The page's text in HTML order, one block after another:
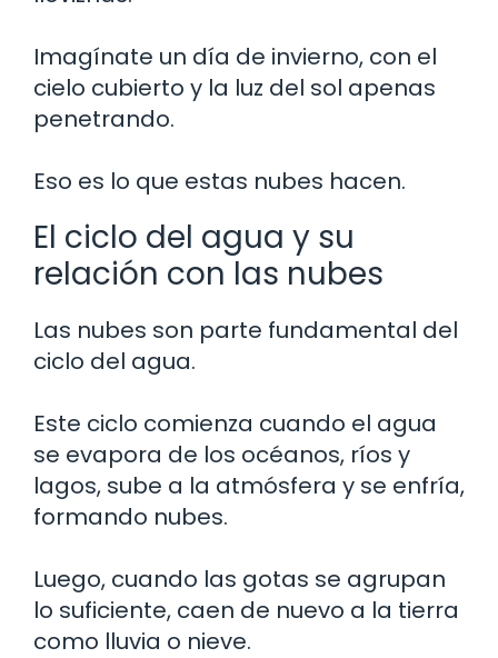
Imagínate un día de invierno, con el
cielo cubierto y la luz del sol apenas
penetrando.
Eso es lo que estas nubes hacen.
El ciclo del agua y su
relación con las nubes
Las nubes son parte fundamental del
ciclo del agua.
Este ciclo comienza cuando el agua
se evapora de los océanos, ríos y
lagos, sube a la atmósfera y se enfría,
formando nubes.
Luego, cuando las gotas se agrupan
lo suficiente, caen de nuevo a la tierra
como lluvia o nieve.